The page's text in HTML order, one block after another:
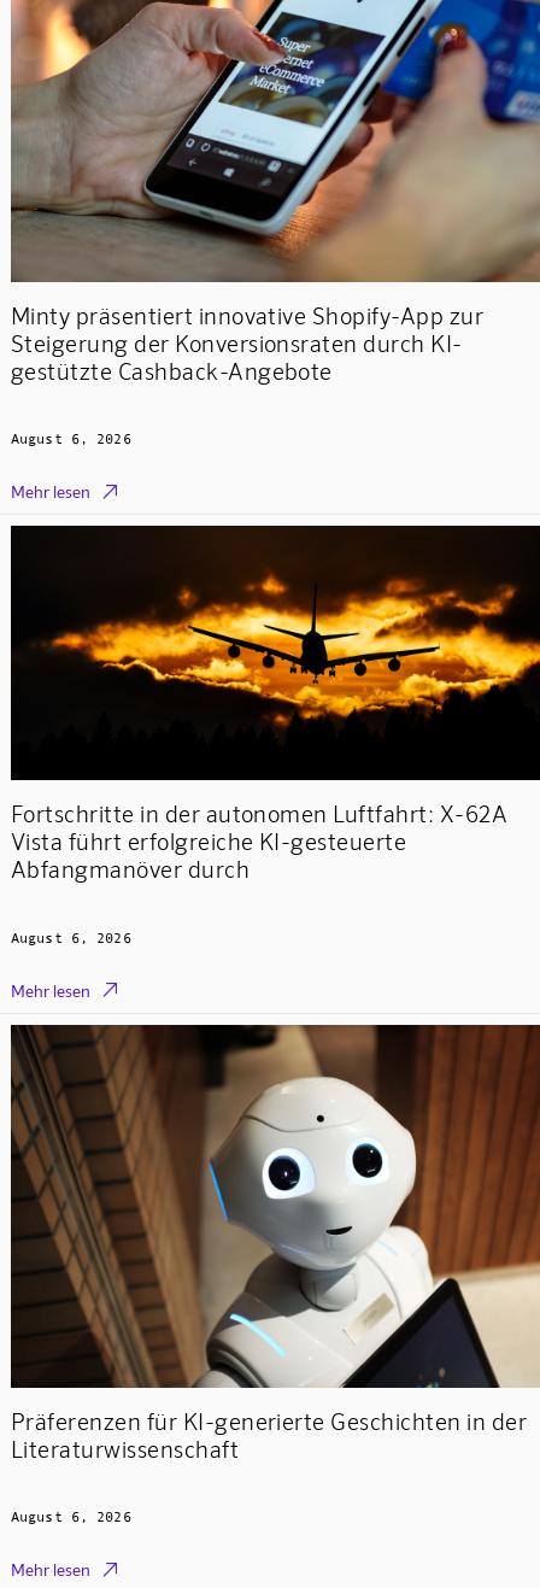
Minty präsentiert innovative Shopify-App zur
Steigerung der Konversionsraten durch KI-
gestützte Cashback-Angebote
August 6, 2026
Mehr lesen 
Fortschritte in der autonomen Luftfahrt: X-62A
Vista führt erfolgreiche KI-gesteuerte
Abfangmanöver durch
August 6, 2026
Mehr lesen 
Präferenzen für KI-generierte Geschichten in der
Literaturwissenschaft
August 6, 2026
Mehr lesen 